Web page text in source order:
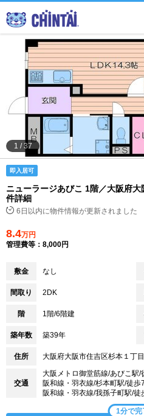
沿
住
家
通
物
不
1 /37
即入居可
ニューラージあびこ 1階／大阪府
件詳細
6日以内に物件情報が更新されました
8.4万円
管理費等：8,000円
敷金 なし
間取り 2DK
階 1階/6階建
築年数 築39年
住所 大阪府大阪市住吉区杉本１丁目
交通
大阪メトロ御堂筋線/あびこ駅/
阪和線・羽衣線/杉本町駅/徒歩
阪和線・羽衣線/我孫子町駅/徒
1分で完